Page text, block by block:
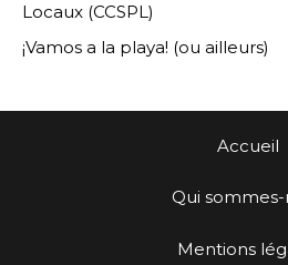
Locaux (CCSPL)
¡Vamos a la playa! (ou ailleurs)
Accueil
Qui
Mentions